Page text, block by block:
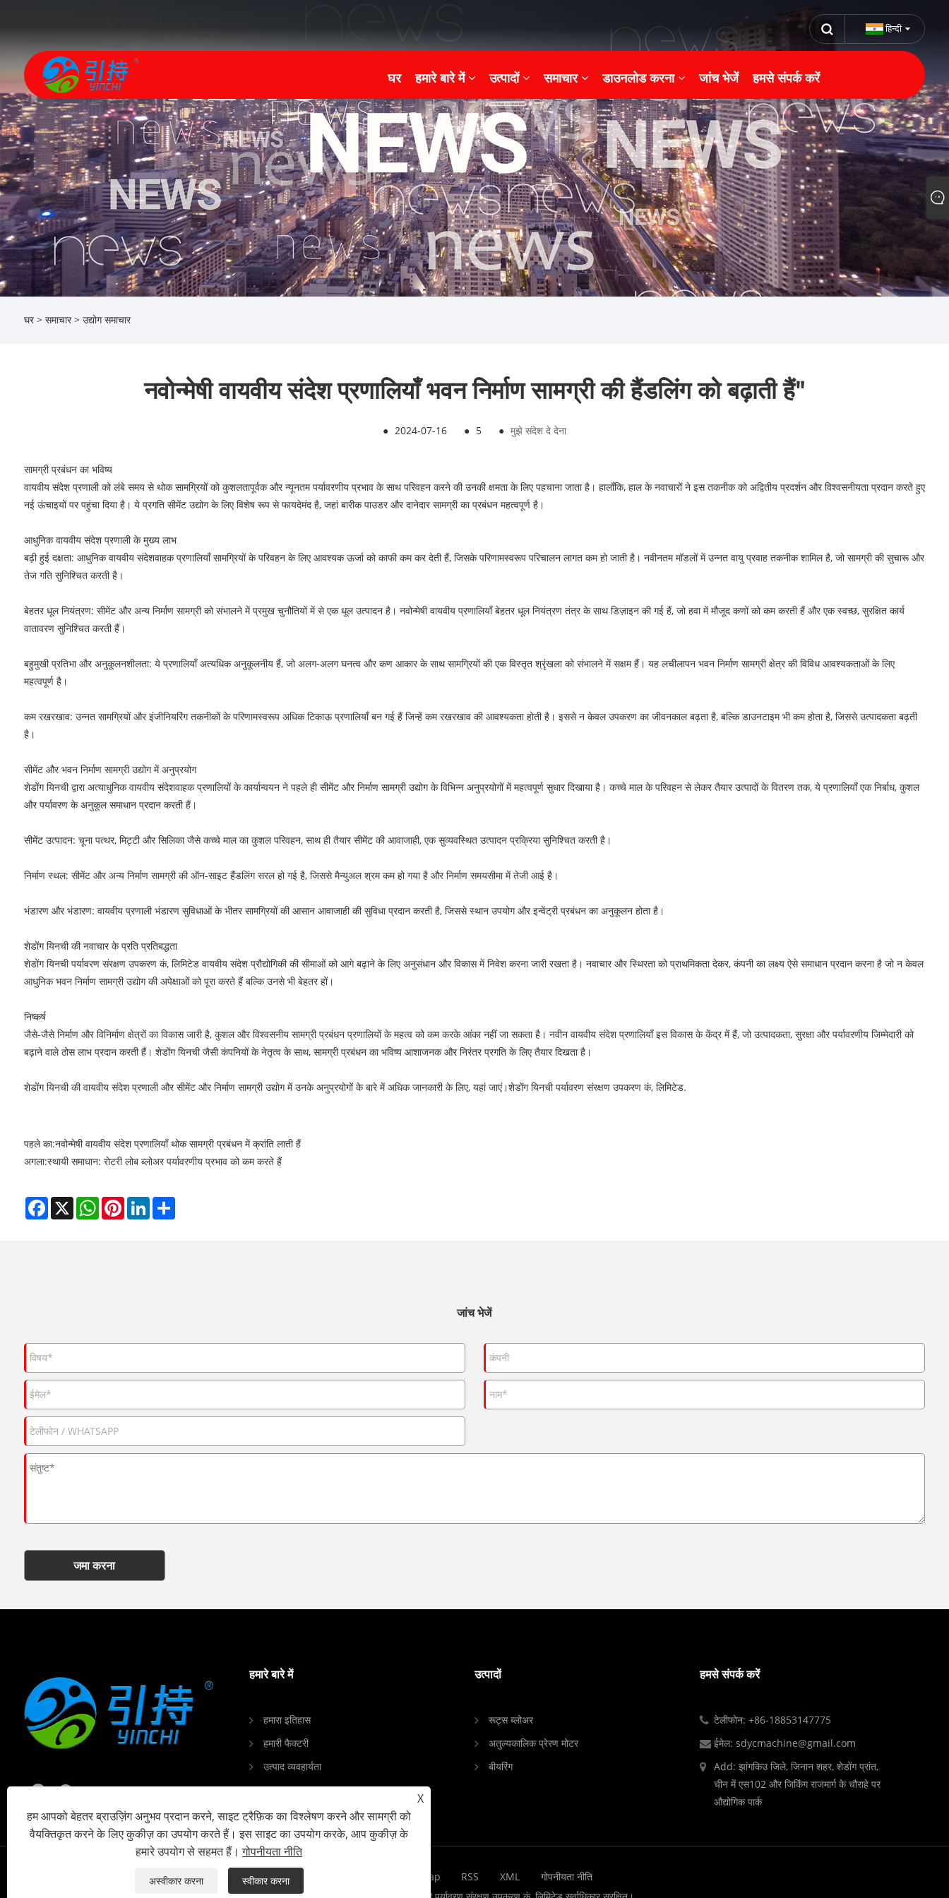
हिन्दी
घर हमारे बारे में उत्पादों समाचार डाउनलोड करना जांच भेजें हमसे संपर्क करें
घर > समाचार> उद्योग समाचार
नवोन्मेषी वायवीय संदेश प्रणालियाँ भवन निर्माण सामग्री की हैंडलिंग को बढ़ाती हैं"
● 2024-07-16 ● 5 ● मुझे संदेश दे देना
सामग्री प्रबंधन का भविष्य
वायवीय संदेश प्रणाली को लंबे समय से थोक सामग्रियों को कुशलतापूर्वक और न्यूनतम पर्यावरणीय प्रभाव के साथ परिवहन करने की उनकी क्षमता के लिए पहचाना जाता है। हालाँकि, हाल के नवाचारों ने इस तकनीक को अद्वितीय प्रदर्शन और विश्वसनीयता प्रदान करते हुए
नई ऊंचाइयों पर पहुंचा दिया है। ये प्रगति सीमेंट उद्योग के लिए विशेष रूप से फायदेमंद है, जहां बारीक पाउडर और दानेदार सामग्री का प्रबंधन महत्वपूर्ण है।
आधुनिक वायवीय संदेश प्रणाली के मुख्य लाभ
बढ़ी हुई दक्षता: आधुनिक वायवीय संदेशवाहक प्रणालियाँ सामग्रियों के परिवहन के लिए आवश्यक ऊर्जा को काफी कम कर देती हैं, जिसके परिणामस्वरूप परिचालन लागत कम हो जाती है। नवीनतम मॉडलों में उन्नत वायु प्रवाह तकनीक शामिल है, जो सामग्री की सुचारू और
तेज गति सुनिश्चित करती है।
बेहतर धूल नियंत्रण: सीमेंट और अन्य निर्माण सामग्री को संभालने में प्रमुख चुनौतियों में से एक धूल उत्पादन है। नवोन्मेषी वायवीय प्रणालियाँ बेहतर धूल नियंत्रण तंत्र के साथ डिज़ाइन की गई हैं, जो हवा में मौजूद कणों को कम करती हैं और एक स्वच्छ, सुरक्षित कार्य
वातावरण सुनिश्चित करती हैं।
बहुमुखी प्रतिभा और अनुकूलनशीलता: ये प्रणालियाँ अत्यधिक अनुकूलनीय हैं, जो अलग-अलग घनत्व और कण आकार के साथ सामग्रियों की एक विस्तृत श्रृंखला को संभालने में सक्षम हैं। यह लचीलापन भवन निर्माण सामग्री क्षेत्र की विविध आवश्यकताओं के लिए
महत्वपूर्ण है।
कम रखरखाव: उन्नत सामग्रियों और इंजीनियरिंग तकनीकों के परिणामस्वरूप अधिक टिकाऊ प्रणालियाँ बन गई हैं जिन्हें कम रखरखाव की आवश्यकता होती है। इससे न केवल उपकरण का जीवनकाल बढ़ता है, बल्कि डाउनटाइम भी कम होता है, जिससे उत्पादकता बढ़ती
है।
सीमेंट और भवन निर्माण सामग्री उद्योग में अनुप्रयोग
शेडोंग यिनची द्वारा अत्याधुनिक वायवीय संदेशवाहक प्रणालियों के कार्यान्वयन ने पहले ही सीमेंट और निर्माण सामग्री उद्योग के विभिन्न अनुप्रयोगों में महत्वपूर्ण सुधार दिखाया है। कच्चे माल के परिवहन से लेकर तैयार उत्पादों के वितरण तक, ये प्रणालियाँ एक निर्बाध, कुशल
और पर्यावरण के अनुकूल समाधान प्रदान करती हैं।
सीमेंट उत्पादन: चूना पत्थर, मिट्टी और सिलिका जैसे कच्चे माल का कुशल परिवहन, साथ ही तैयार सीमेंट की आवाजाही, एक सुव्यवस्थित उत्पादन प्रक्रिया सुनिश्चित करती है।
निर्माण स्थल: सीमेंट और अन्य निर्माण सामग्री की ऑन-साइट हैंडलिंग सरल हो गई है, जिससे मैन्युअल श्रम कम हो गया है और निर्माण समयसीमा में तेजी आई है।
भंडारण और भंडारण: वायवीय प्रणाली भंडारण सुविधाओं के भीतर सामग्रियों की आसान आवाजाही की सुविधा प्रदान करती है, जिससे स्थान उपयोग और इन्वेंट्री प्रबंधन का अनुकूलन होता है।
शेडोंग यिनची की नवाचार के प्रति प्रतिबद्धता
शेडोंग यिनची पर्यावरण संरक्षण उपकरण कं, लिमिटेड वायवीय संदेश प्रौद्योगिकी की सीमाओं को आगे बढ़ाने के लिए अनुसंधान और विकास में निवेश करना जारी रखता है। नवाचार और स्थिरता को प्राथमिकता देकर, कंपनी का लक्ष्य ऐसे समाधान प्रदान करना है जो न केवल
आधुनिक भवन निर्माण सामग्री उद्योग की अपेक्षाओं को पूरा करते हैं बल्कि उनसे भी बेहतर हों।
निष्कर्ष
जैसे-जैसे निर्माण और विनिर्माण क्षेत्रों का विकास जारी है, कुशल और विश्वसनीय सामग्री प्रबंधन प्रणालियों के महत्व को कम करके आंका नहीं जा सकता है। नवीन वायवीय संदेश प्रणालियाँ इस विकास के केंद्र में हैं, जो उत्पादकता, सुरक्षा और पर्यावरणीय जिम्मेदारी को
बढ़ाने वाले ठोस लाभ प्रदान करती हैं। शेडोंग यिनची जैसी कंपनियों के नेतृत्व के साथ, सामग्री प्रबंधन का भविष्य आशाजनक और निरंतर प्रगति के लिए तैयार दिखता है।
शेडोंग यिनची की वायवीय संदेश प्रणाली और सीमेंट और निर्माण सामग्री उद्योग में उनके अनुप्रयोगों के बारे में अधिक जानकारी के लिए, यहां जाएं।शेडोंग यिनची पर्यावरण संरक्षण उपकरण कं, लिमिटेड.
पहले का:नवोन्मेषी वायवीय संदेश प्रणालियाँ थोक सामग्री प्रबंधन में क्रांति लाती हैं
अगला:स्थायी समाधान: रोटरी लोब ब्लोअर पर्यावरणीय प्रभाव को कम करते हैं
Facebook
X WhatsAppPinterestLinkedInShare
जांच भेजें
जमा करना
हमारे बारे में
हमारा इतिहास
हमारी फैक्टरी
उत्पाद व्यवहार्यता
हमारा प्रमाणपत्र
ग्राहक प्रतिक्रिया
उत्पादों
रूट्स ब्लोअर
अतुल्यकालिक प्रेरण मोटर
बीयरिंग
हमसे संपर्क करें
टेलीफोन: +86-18853147775
ईमेल: sdycmachine@gmail.com
Add: झांगकिउ जिले, जिनान शहर, शेडोंग प्रांत,
चीन में एस102 और जिकिंग राजमार्ग के चौराहे पर
औद्योगिक पार्क
Sitemap RSS XML
गोपनीयता नीति
X
हम आपको बेहतर ब्राउज़िंग अनुभव प्रदान करने, साइट ट्रैफ़िक का विश्लेषण करने और सामग्री को
वैयक्तिकृत करने के लिए कुकीज़ का उपयोग करते हैं। इस साइट का उपयोग करके, आप कुकीज़ के
हमारे उपयोग से सहमत हैं।गोपनीयता नीति
अस्वीकार करना स्वीकार करना